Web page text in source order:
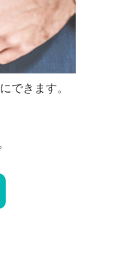
にできます。